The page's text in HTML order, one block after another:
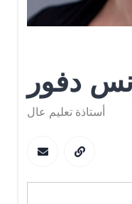
دفور
أستاذة تعليم عال